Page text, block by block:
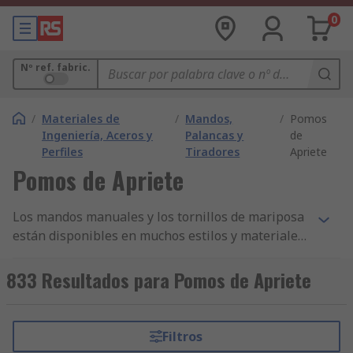
0
Nº ref. fabric.
/ Materiales de
Ingeniería, Aceros y
Perfiles
/ Mandos,
Palancas y
Tiradores
/ Pomos
de
Apriete
Pomos de Apriete
Los mandos manuales y los tornillos de mariposa
están disponibles en muchos estilos y materiales
aflojar y como tiradores fijos. Se utilizan mucho
en diversas aplicaciones, desde maquinaria
iluminación y audio. Los mandos están equipados
con un tornillo saliente o acoplamientos roscados
833 Resultados para Pomos de Apriete
Filtros